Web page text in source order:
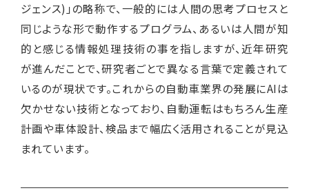
ジェンス)」の略称で、一般的には人間の思考プロセスと
同じような形で動作するプログラム、あるいは人間が知
的と感じる情報処理技術の事を指しますが、近年研究
が進んだことで、研究者ごとで異なる言葉で定義されて
いるのが現状です。これからの自動車業界の発展にAIは
欠かせない技術となっており、自動運転はもちろん生産
計画や車体設計、検品まで幅広く活用されることが見込
まれています。